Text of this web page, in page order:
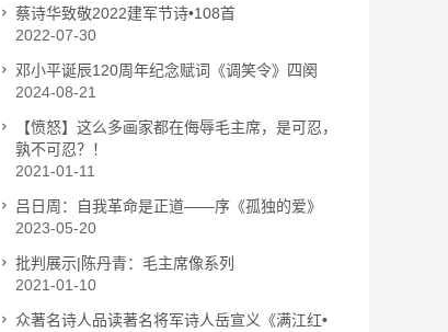
蔡诗华致敬2022建军节诗•108首
2022-07-30
邓小平诞辰120周年纪念赋词《调笑令》四阕
2024-08-21
【愤怒】这么多画家都在侮辱毛主席，是可忍，
孰不可忍？！
2021-01-11
吕日周：自我革命是正道——序《孤独的爱》
2023-05-20
批判展示|陈丹青：毛主席像系列
2021-01-10
众著名诗人品读著名将军诗人岳宣义《满江红•